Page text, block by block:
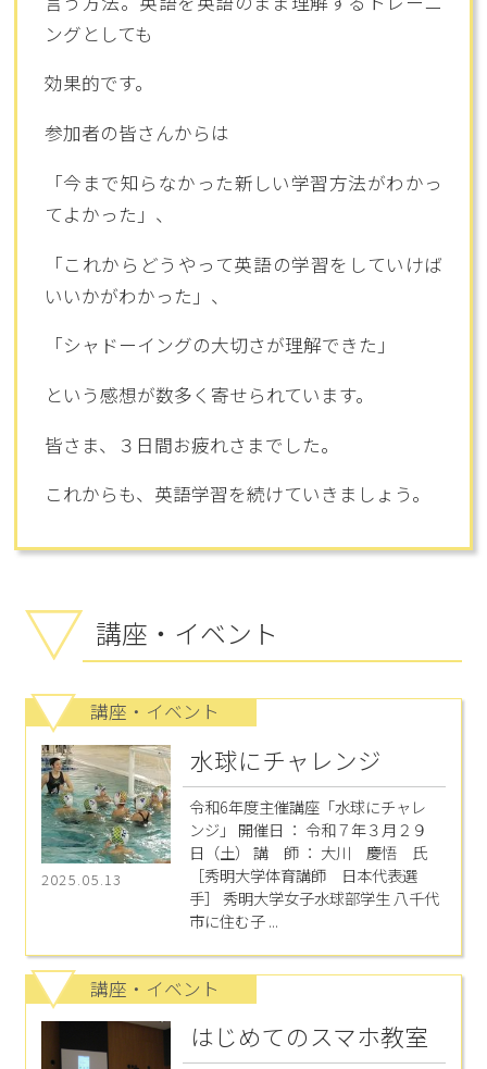
ングとしても
効果的です。
参加者の皆さんからは
「今まで知らなかった新しい学習方法がわかっ
てよかった」、
「これからどうやって英語の学習をしていけば
いいかがわかった」、
「シャドーイングの大切さが理解できた」
という感想が数多く寄せられています。
皆さま、３日間お疲れさまでした。
これからも、英語学習を続けていきましょう。
講座・イベント
講座・イベント
2025.05.13
水球にチャレンジ
令和6年度主催講座「水球にチャレ
ンジ」 開催日 ： 令和７年３月２９
日（土） 講 師 ： 大川 慶悟 氏
［秀明大学体育講師 日本代表選
手］ 秀明大学女子水球部学生 八千代
市に住む子 ...
講座・イベント
はじめてのスマホ教室